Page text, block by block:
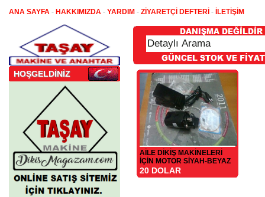
ANA SAYFA - HAKKIMIZDA - YARDIM - ZİYARETÇİ DEFTERİ - İLETİŞİM
HOŞGELDİNİZ
AİLE DİKİŞ MAKİNELERİ
İÇİN MOTOR SİYAH-BEYAZ
20 DOLAR